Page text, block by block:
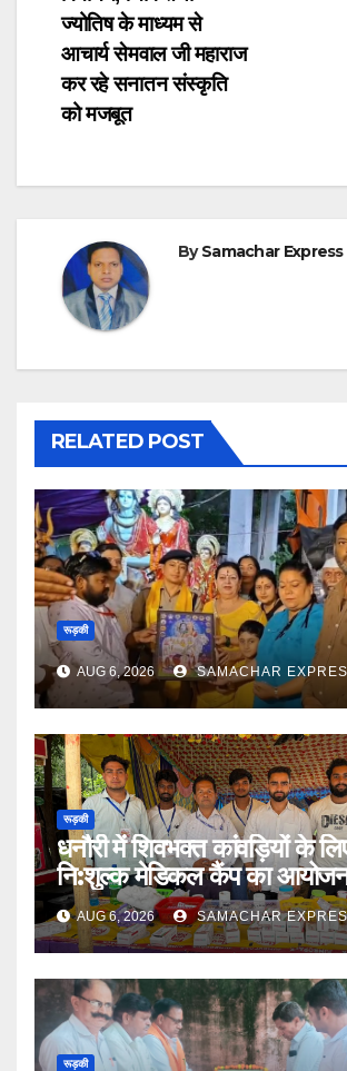
ज्योतिष के माध्यम से
आचार्य सेमवाल जी महाराज
कर रहे सनातन संस्कृति
को मजबूत
BySamachar Express
RELATED POST
रूड़की
AUG 6, 2026 SAMACHAR
रूड़की
धनौरी में शिवभक्त कांवड़ियों के लिए
नि:शुल्क मेडिकल कैंप का
AUG 6, 2026 SAMACHAR
रूड़की